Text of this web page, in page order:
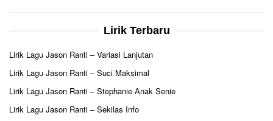
Lirik Terbaru
Lirik Lagu Jason Ranti – Variasi Lanjutan
Lirik Lagu Jason Ranti – Suci Maksimal
Lirik Lagu Jason Ranti – Stephanie Anak Senie
Lirik Lagu Jason Ranti – Sekilas Info